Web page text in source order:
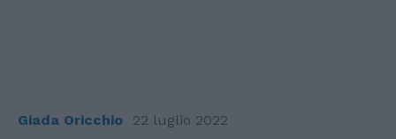
Giada Oricchio 22 luglio 2022